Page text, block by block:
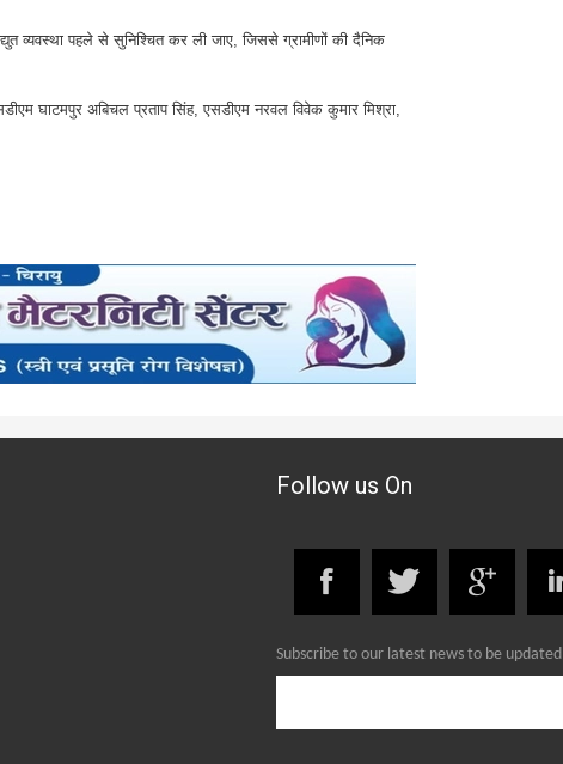
व्यवस्था पहले से सुनिश्चित कर ली जाए, जिससे ग्रामीणों की दैनिक
घाटमपुर अबिचल प्रताप सिंह, एसडीएम नरवल विवेक कुमार मिश्रा,
Follow us On
Subscribe to our latest news to be updated